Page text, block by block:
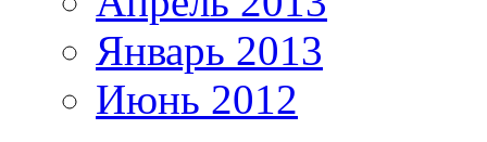
Январь 2013
Июнь 2012